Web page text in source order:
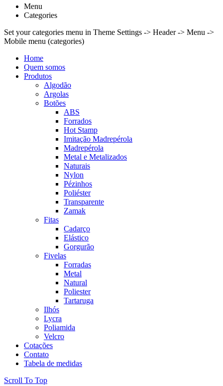
Menu
Categories
Set your categories menu in Theme Settings -> Header -> Menu ->
Mobile menu (categories)
Home
Quem somos
Produtos
Algodão
Argolas
Botões
ABS
Forrados
Hot Stamp
Imitação Madrepérola
Madrepérola
Metal e Metalizados
Naturais
Nylon
Pézinhos
Poliéster
Transparente
Zamak
Fitas
Cadarço
Elástico
Gorgurão
Fivelas
Forradas
Metal
Natural
Poliester
Tartaruga
Ilhós
Lycra
Poliamida
Velcro
Cotações
Contato
Tabela de medidas
Scroll To Top